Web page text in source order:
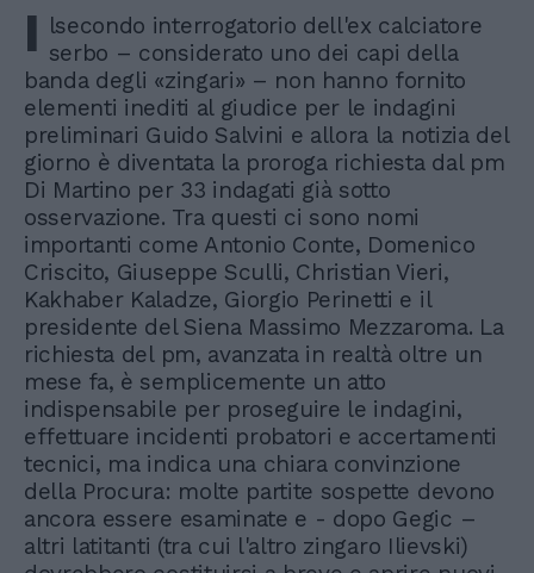
I lsecondo interrogatorio dell'ex calciatore
serbo – considerato uno dei capi della
banda degli «zingari» – non hanno fornito
elementi inediti al giudice per le indagini
preliminari Guido Salvini e allora la notizia del
giorno è diventata la proroga richiesta dal pm
Di Martino per 33 indagati già sotto
osservazione. Tra questi ci sono nomi
importanti come Antonio Conte, Domenico
Criscito, Giuseppe Sculli, Christian Vieri,
Kakhaber Kaladze, Giorgio Perinetti e il
presidente del Siena Massimo Mezzaroma. La
richiesta del pm, avanzata in realtà oltre un
mese fa, è semplicemente un atto
indispensabile per proseguire le indagini,
effettuare incidenti probatori e accertamenti
tecnici, ma indica una chiara convinzione
della Procura: molte partite sospette devono
ancora essere esaminate e - dopo Gegic –
altri latitanti (tra cui l'altro zingaro Ilievski)